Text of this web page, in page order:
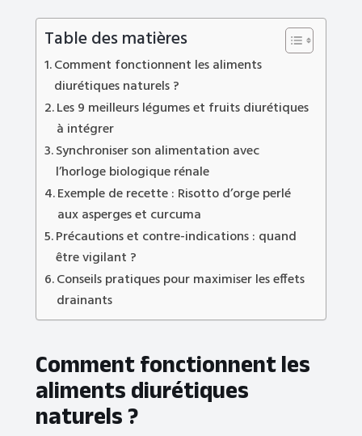
Table des matières
Comment fonctionnent les aliments
diurétiques naturels ?
Les 9 meilleurs légumes et fruits diurétiques
à intégrer
Synchroniser son alimentation avec
l’horloge biologique rénale
Exemple de recette : Risotto d’orge perlé
aux asperges et curcuma
Précautions et contre-indications : quand
être vigilant ?
Conseils pratiques pour maximiser les effets
drainants
Comment fonctionnent les
aliments diurétiques
naturels ?